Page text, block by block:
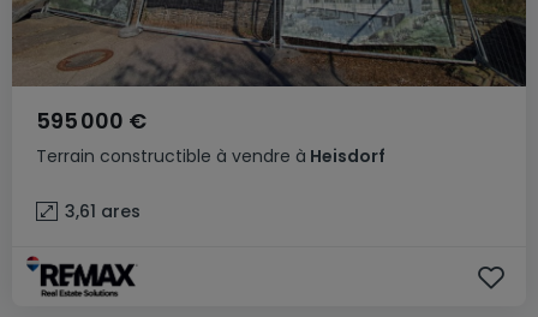
Terrain constructible à vendre à Heisdorf
595 000 €
3,61 ares